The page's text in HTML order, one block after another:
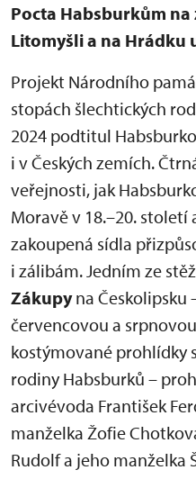
Pocta Habsburkům
Litomyšli a na Hrádku
Projekt Národního
stopách šlechtických
2024 podtitul
i v Českých zemích.
veřejnosti, jak
Moravě v 18.–20. století
zakoupená sídla
i zálibám. Jedním ze
Zákupyna Českolipsku
červencovou a
kostýmované prohlídky
rodiny Habsburků –
arcivévoda František
manželka Žofie
Rudolf a jeho manželka